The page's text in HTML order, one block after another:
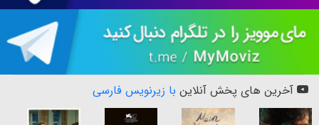
آخرین های پخش آنلاین با زیرنویس فارسی